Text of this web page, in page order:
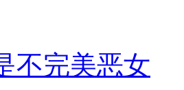
不完美恶女